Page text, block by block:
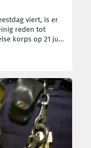
viert, is er
reden tot
korps op 21 juli
de aandacht
en de
dat
de veiligheid